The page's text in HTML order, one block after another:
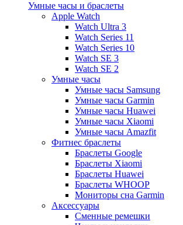
Умные часы и браслеты
Apple Watch
Watch Ultra 3
Watch Series 11
Watch Series 10
Watch SE 3
Watch SE 2
Умные часы
Умные часы Samsung
Умные часы Garmin
Умные часы Huawei
Умные часы Xiaomi
Умные часы Amazfit
Фитнес браслеты
Браслеты Google
Браслеты Xiaomi
Браслеты Huawei
Браслеты WHOOP
Мониторы сна Garmin
Аксессуары
Сменные ремешки